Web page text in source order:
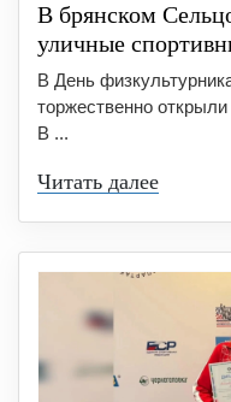
В брянском
уличные
В День
торжественно
В ...
Читать далее